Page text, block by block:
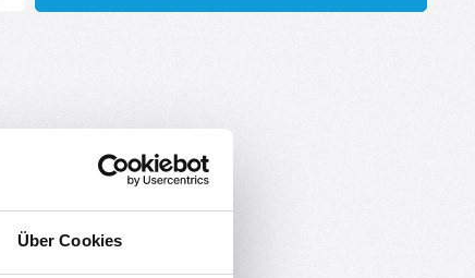
Über Cookies